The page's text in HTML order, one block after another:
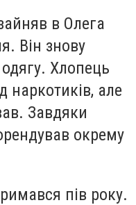
в Олега
Він знову
Хлопець
наркотиків, але
Завдяки
окрему
пів року.